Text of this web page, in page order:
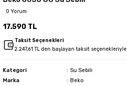
0 Yorum
17.590 TL
Taksit Seçenekleri
2.247,61 TL den başlayan taksit seçenekleriyle
Kategori
Su Sebili
Marka
Beko